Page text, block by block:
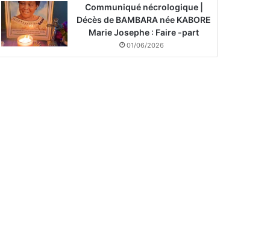
Communiqué nécrologique |
Décès de BAMBARA née KABORE
Marie Josephe : Faire -part
01/06/2026